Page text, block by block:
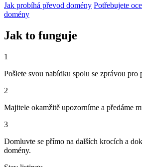
Jak probíhá převod domény Potřebujete
domény
Jak to funguje
1
Pošlete svou nabídku spolu se zprávou pro
2
Majitele okamžitě upozorníme a předáme
3
Domluvte se přímo na dalších krocích a
domény.